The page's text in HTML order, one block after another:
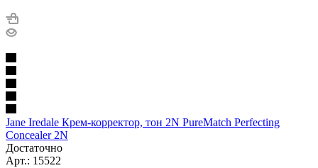
Jane Iredale Крем-корректор, тон 2N PureMatch Perfecting
Concealer 2N
Достаточно
Арт.: 15522